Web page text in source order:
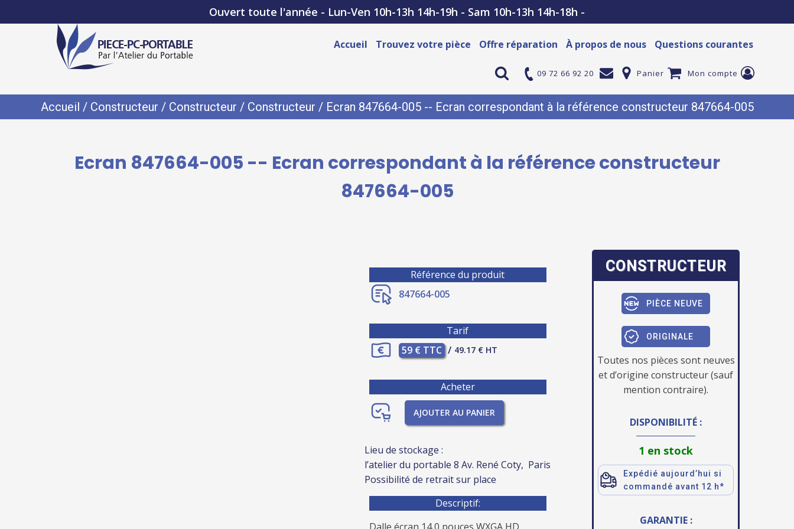
Ouvert toute l'année - Lun-Ven 10h-13h 14h-19h - Sam 10h-13h 14h-18h -
Accueil Trouvez votre pièce Offre réparation À propos de nous Questions courantes
09 72 66 92 20 Panier Mon compte
Accueil / Constructeur / Constructeur / Constructeur / Ecran 847664-005 -- Ecran correspondant à la référence constructeur 847664-005
Ecran 847664-005 -- Ecran correspondant à la référence constructeur
847664-005
Référence du produit
847664-005
Tarif
59 € TTC / 49.17 € HT
Acheter
AJOUTER AU PANIER
Lieu de stockage :
l’atelier du portable 8 Av. René Coty, Paris
Possibilité de retrait sur place
Descriptif:
CONSTRUCTEUR
PIÈCE NEUVE
ORIGINALE
Toutes nos pièces sont neuves
et d’origine constructeur (sauf
mention contraire).
DISPONIBILITÉ :
1 en stock
Expédié aujourd’hui si
commandé avant 12 h*
GARANTIE :